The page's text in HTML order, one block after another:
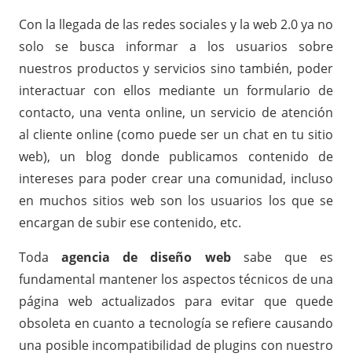
Con la llegada de las redes sociales y la web 2.0 ya no
solo se busca informar a los usuarios sobre
nuestros productos y servicios sino también, poder
interactuar con ellos mediante un formulario de
contacto, una venta online, un servicio de atención
al cliente online (como puede ser un chat en tu sitio
web), un blog donde publicamos contenido de
intereses para poder crear una comunidad, incluso
en muchos sitios web son los usuarios los que se
encargan de subir ese contenido, etc.
Todaagencia de diseño web sabe que es
fundamental mantener los aspectos técnicos de una
página web actualizados para evitar que quede
obsoleta en cuanto a tecnología se refiere causando
una posible incompatibilidad de plugins con nuestro